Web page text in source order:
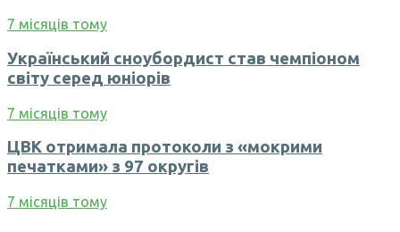
7 місяців тому
Український сноубордист став чемпіоном
світу серед юніорів
7 місяців тому
ЦВК отримала протоколи з «мокрими
печатками» з 97 округів
7 місяців тому